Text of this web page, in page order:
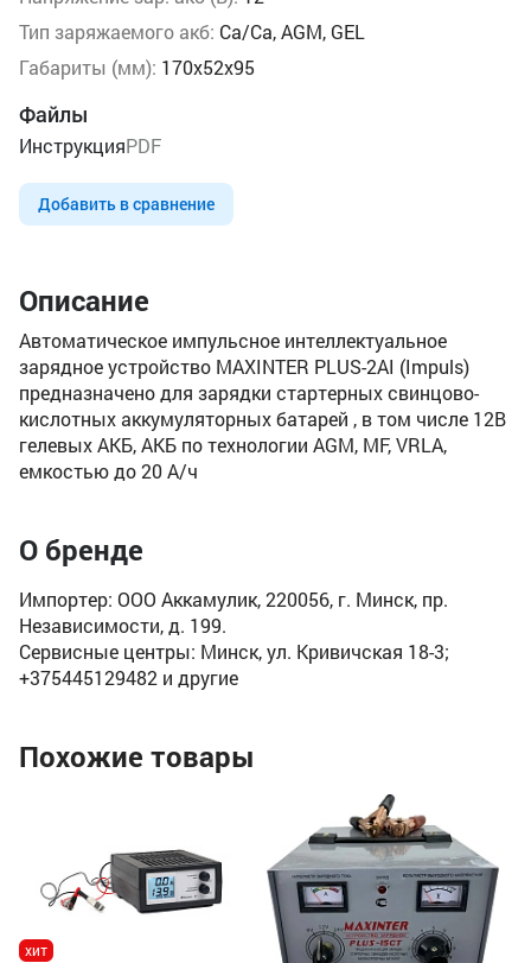
Тип заряжаемого акб: Ca/Ca, AGM, GEL
Габариты (мм): 170х52х95
Файлы
ИнструкцияPDF
Добавить в сравнение
Описание
Автоматическое импульсное интеллектуальное
зарядное устройство MAXINTER PLUS-2AI (Impuls)
предназначено для зарядки стартерных свинцово-
кислотных аккумуляторных батарей , в том числе 12В
гелевых АКБ, АКБ по технологии AGM, MF, VRLA,
емкостью до 20 А/ч
О бренде
Импортер: ООО Аккамулик, 220056, г. Минск, пр.
Независимости, д. 199.
Сервисные центры: Минск, ул. Кривичская 18-3;
+375445129482 и другие
Похожие товары
хит